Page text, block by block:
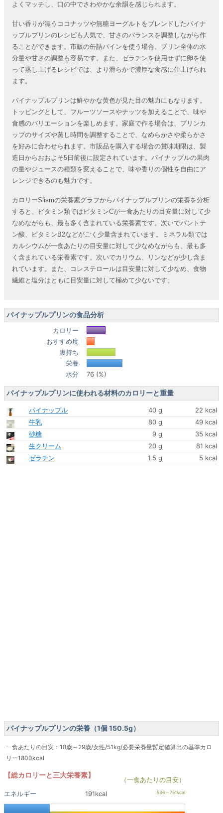
よくマッチし、口の中でさわやかな余韻を感じられます。
甘い香りが漂うココナッツや無糖ヨーグルトをブレンドしたパイナ
ップルプリンのレシピも人気で、甘さのバランスを調整しながら作
ることができます。市販の缶詰パインを使う場合、プリン全体の水
分量や甘さの調整も容易です。また、ゼラチンを使用せずに卵を使
って蒸し上げるレシピでは、より滑らかで濃厚な食感に仕上げられ
ます。
パイナップルプリンは鮮やかな黄色が見た目の魅力にもなります。
トッピングとして、フルーツソースやナッツを加えることで、味や
食感のバリエーションを楽しめます。家庭で作る場合は、プリンカ
ップのサイズや蒸し時間を調整することで、なめらかさや柔らかさ
を好みに合わせられます。市販品を購入する場合の賞味期限は、製
造日からおおよそ5日前後に設定されています。パイナップルの果肉
の量やジュースの種類を変えることで、味や香りの個性を自由にア
レンジできるのも魅力です。
カロリーSlismの栄養素グラフからパイナップルプリンの栄養を分析
すると、ビタミン類ではビタミンCが一食あたりの目安量に対して少
なめながらも、最も多く含まれている栄養素です。次いでパントテ
ン酸、ビタミンB2などがごく少量含まれています。ミネラル類では
カルシウムが一食あたりの目安量に対して少なめながらも、最も多
く含まれている栄養素です。次いでカリウム、リンなどが少し含ま
れています。また、コレステロールは目安量に対して少なめ、食物
繊維と塩分はともに目安量に対して極めて少ないです。
パイナップルプリンの食品分析
カロリー
おすすめ度
腹持ち
栄養
水分
76 (%)
パイナップルプリンに使われる材料のカロリーと重量
パイナップル 40 g
22 kcal
牛乳
80 g
49 kcal
砂糖
9 g
35 kcal
生クリーム
20 g
81 kcal
ゼラチン
1.5 g 5 kcal
パイナップルプリンの栄養（1個 150.5g）
一食あたりの目安：18歳～29歳/女性/51kg/必要栄養量暫定値算出の基準カロ
リー1800kcal
【総カロリーと三大栄養素】
（一食あたりの目安）
エネルギー
191kcal